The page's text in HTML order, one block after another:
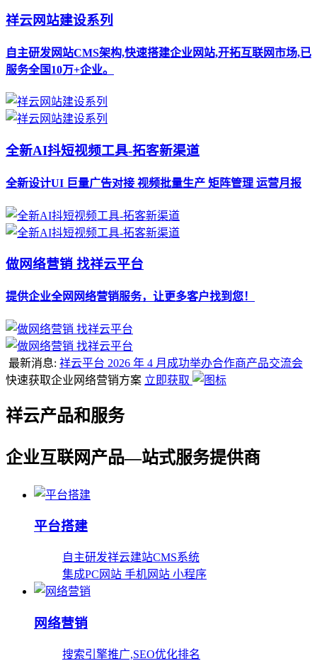
祥云网站建设系列
自主研发网站CMS架构,快速搭建企业网站,开拓互联网市场,已
服务全国10万+企业。
全新AI抖短视频工具-拓客新渠道
全新设计UI 巨量广告对接 视频批量生产 矩阵管理 运营月报
做网络营销 找祥云平台
提供企业全网网络营销服务，让更多客户找到您！
最新消息: 祥云平台 2026 年 4 月成功举办合作商产品交流会
快速获取企业网络营销方案 立即获取
祥云产品和服务
企业互联网产品—站式服务提供商
平台搭建
自主研发祥云建站CMS系统
集成PC网站 手机网站 小程序
网络营销
搜索引擎推广,SEO优化排名